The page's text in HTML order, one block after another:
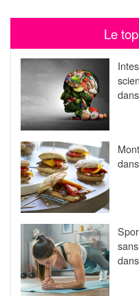
Le
dans
dans
dans